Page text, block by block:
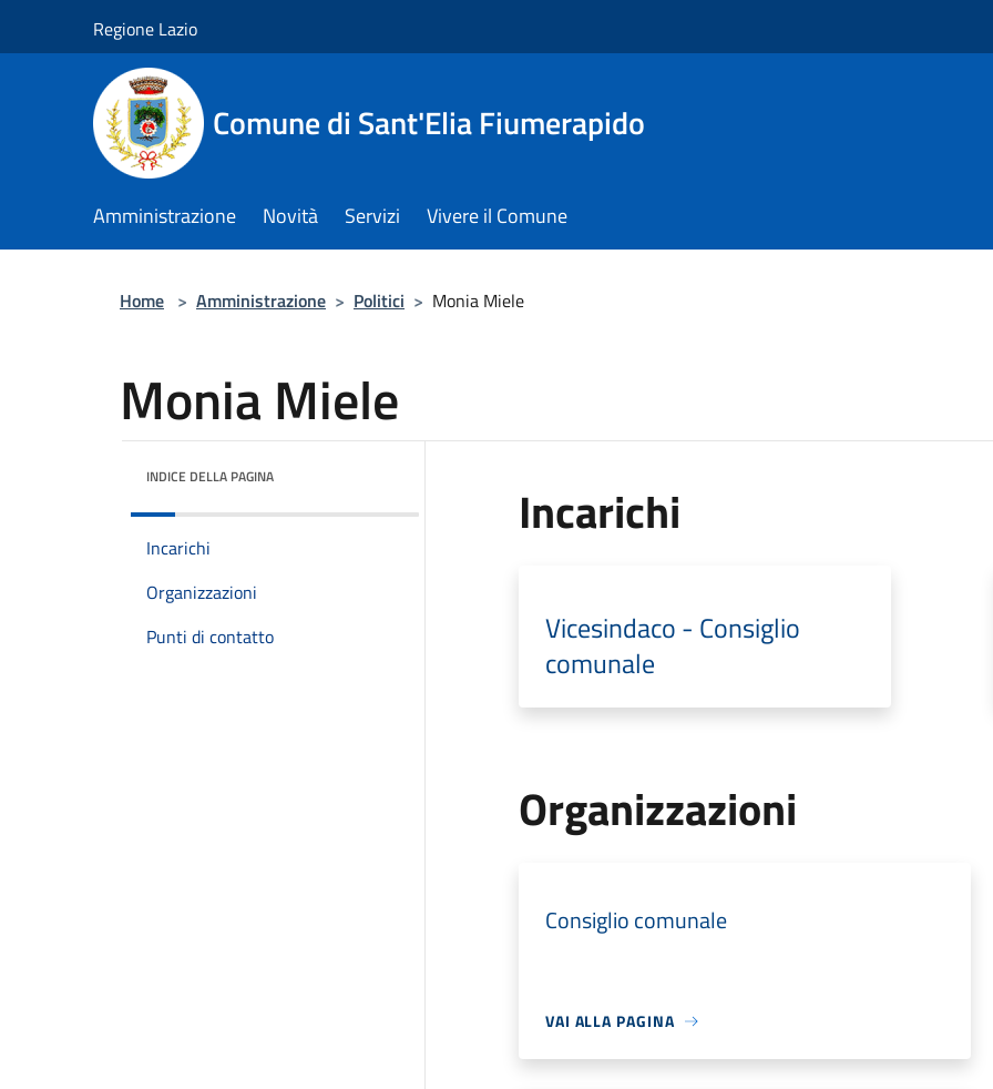
Regione Lazio
Comune di Sant'Elia Fiumerapido
Amministrazione Novità Servizi Vivere il Comune
Home > Amministrazione > Politici > Monia Miele
Monia Miele
INDICE DELLA PAGINA
Incarichi
Organizzazioni
Punti di contatto
Incarichi
Vicesindaco - Consiglio
comunale
Organizzazioni
Consiglio comunale
VAI ALLA PAGINA